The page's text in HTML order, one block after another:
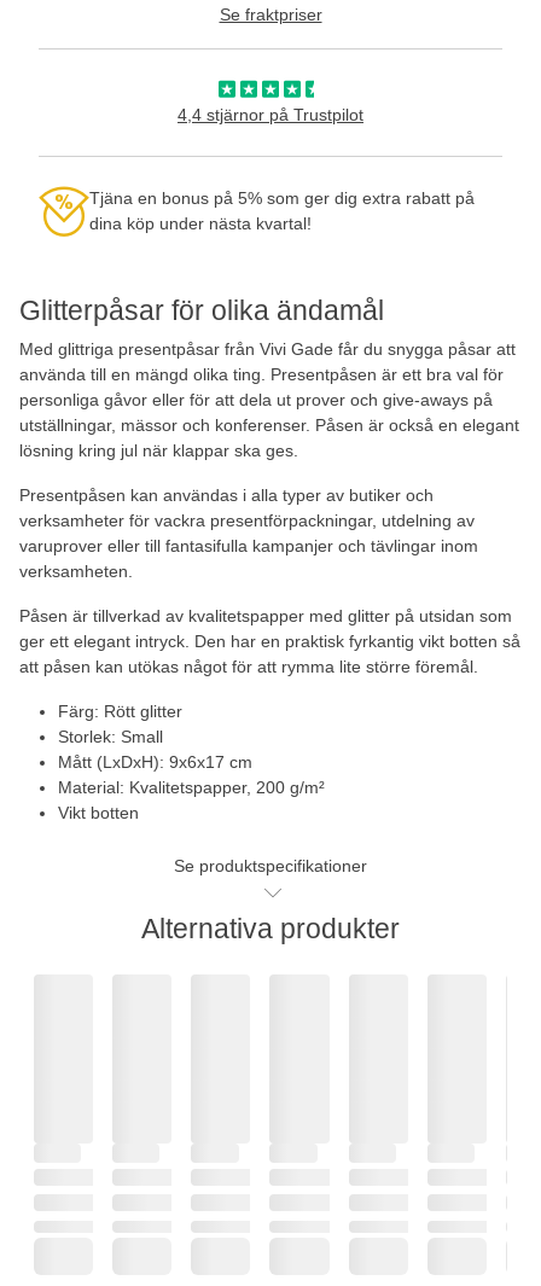
Glitterpåsar för olika ändamål
Med glittriga presentpåsar från Vivi Gade får du snygga påsar att
använda till en mängd olika ting. Presentpåsen är ett bra val för
personliga gåvor eller för att dela ut prover och give-aways på
utställningar, mässor och konferenser. Påsen är också en elegant
lösning kring jul när klappar ska ges.
Presentpåsen kan användas i alla typer av butiker och
verksamheter för vackra presentförpackningar, utdelning av
varuprover eller till fantasifulla kampanjer och tävlingar inom
verksamheten.
Påsen är tillverkad av kvalitetspapper med glitter på utsidan som
ger ett elegant intryck. Den har en praktisk fyrkantig vikt botten så
att påsen kan utökas något för att rymma lite större föremål.
Färg: Rött glitter
Storlek: Small
Mått (LxDxH): 9x6x17 cm
Material: Kvalitetspapper, 200 g/m²
Vikt botten
Se produktspecifikationer
Se fraktpriser
4,4 stjärnor på Trustpilot
Tjäna en bonus på 5% som ger dig extra rabatt på
dina köp under nästa kvartal!
Alternativa produkter